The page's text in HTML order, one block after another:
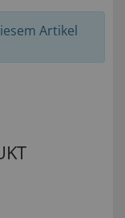
Artikel